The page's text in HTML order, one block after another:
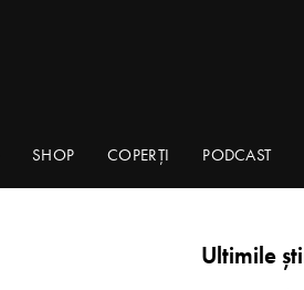
SHOP COPERȚI PODCAST
Ultimile